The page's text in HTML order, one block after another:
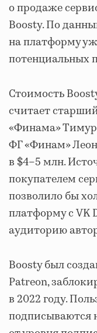
о продаже
Boosty. По
на платформу
потенциальных
Стоимость
считает
«Финама»
ФГ «Финам»
в $4–5 млн.
покупателем
позволило бы
платформу с VK
аудиторию
Boosty был
Patreon,
в 2022 году.
подписываются